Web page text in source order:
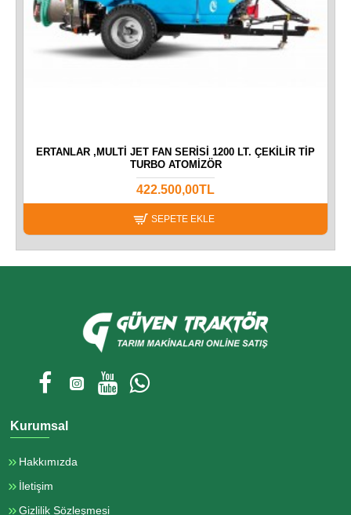
ERTANLAR ,MULTI JET FAN SERISI 1200 LT. ÇEKILIR TIP
TURBO ATOMIZÖR
422.500,00TL
SEPETE EKLE
Kurumsal
Hakkımızda
İletişim
Gizlilik Sözleşmesi